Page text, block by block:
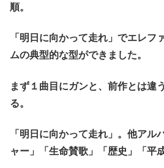
順。
「明日に向かって走れ」でエレフ
ムの典型的な型ができました。
まず１曲目にガンと、前作とは違
る。
「明日に向かって走れ」。他アル
ャー」「生命賛歌」「歴史」「平